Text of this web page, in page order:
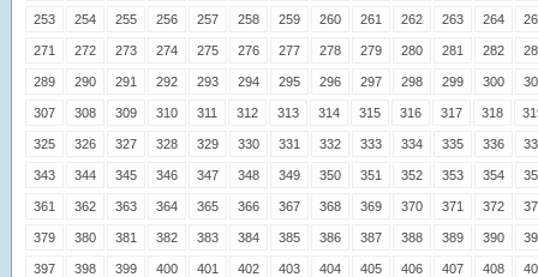
253 254 255 256 257 258 259 260 261 262 263 264
271 272 273 274 275 276 277 278 279 280 281 282
289 290 291 292 293 294 295 296 297 298 299 300
307 308 309 310 311 312 313 314 315 316 317 318
325 326 327 328 329 330 331 332 333 334 335 336
343 344 345 346 347 348 349 350 351 352 353 354
361 362 363 364 365 366 367 368 369 370 371 372
379 380 381 382 383 384 385 386 387 388 389 390
397 398 399 400 401 402 403 404 405 406 407 408